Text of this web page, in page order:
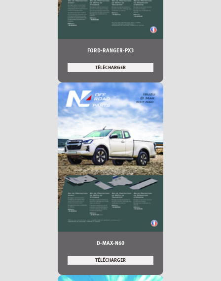
FORD-RANGER-PX3
TÉLÉCHARGER
D-MAX-N60
TÉLÉCHARGER